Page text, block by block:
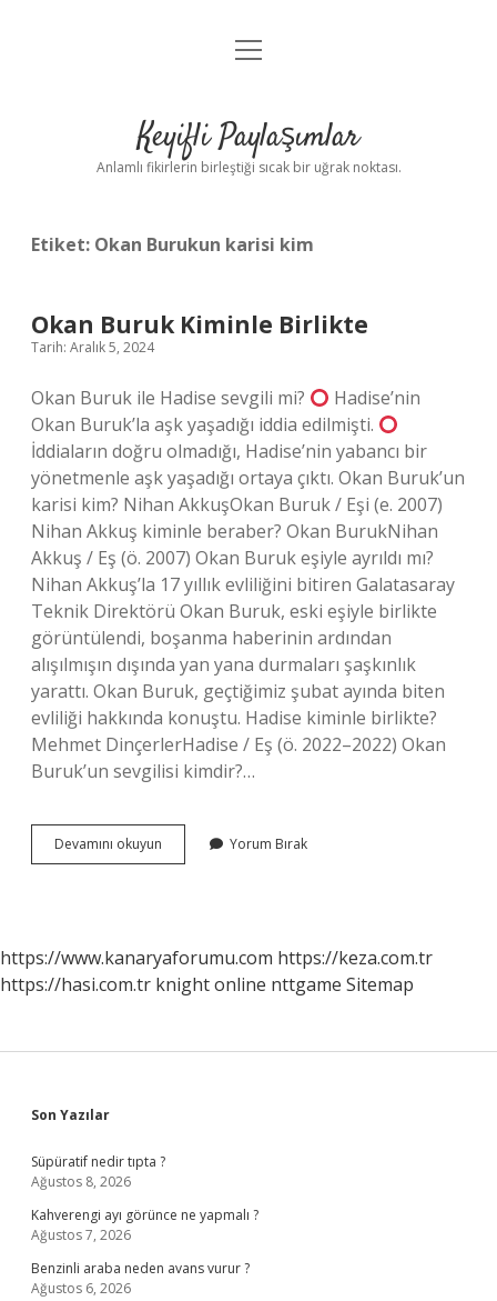
Anasayfa
Yasal Uyarı
menüyü
Keyifli Paylaşımlar
Anlamlı fikirlerin birleştiği sıcak bir uğrak noktası.
Etiket: Okan Burukun karisi kim
Okan Buruk Kiminle Birlikte
Tarih: Aralık 5, 2024
Okan Buruk ile Hadise sevgili mi?
Hadise’nin
Okan Buruk’la aşk yaşadığı iddia edilmişti.
İddiaların doğru olmadığı, Hadise’nin yabancı bir
yönetmenle aşk yaşadığı ortaya çıktı. Okan Buruk’un
karisi kim? Nihan AkkuşOkan Buruk / Eşi (e. 2007)
Nihan Akkuş kiminle beraber? Okan BurukNihan
Akkuş / Eş (ö. 2007) Okan Buruk eşiyle ayrıldı mı?
Nihan Akkuş’la 17 yıllık evliliğini bitiren Galatasaray
Teknik Direktörü Okan Buruk, eski eşiyle birlikte
görüntülendi, boşanma haberinin ardından
alışılmışın dışında yan yana durmaları şaşkınlık
yarattı. Okan Buruk, geçtiğimiz şubat ayında biten
evliliği hakkında konuştu. Hadise kiminle birlikte?
Mehmet DinçerlerHadise / Eş (ö. 2022–2022) Okan
Buruk’un sevgilisi kimdir?…
Devamını okuyun
Buruk
Yorum Bırak
https://www.kanaryaforumu.com https://keza.com.tr
https://hasi.com.tr knight online nttgame Sitemap
Sidebar
Son Yazılar
Süpüratif nedir tıpta ?
Ağustos 8, 2026
Kahverengi ayı görünce ne yapmalı ?
Ağustos 7, 2026
Benzinli araba neden avans vurur ?
Ağustos 6, 2026